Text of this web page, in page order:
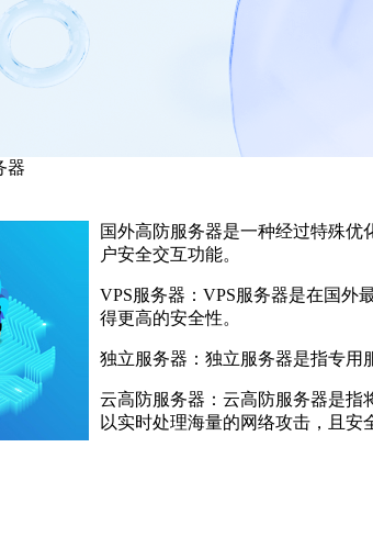
器
国外高防服务器是一种经过特殊
户安全交互功能。
VPS服务器：VPS服务器是在国外
得更高的安全性。
独立服务器：独立服务器是指专用
云高防服务器：云高防服务器是指
以实时处理海量的网络攻击，且安